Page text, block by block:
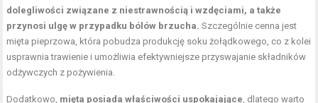
dolegliwości związane z niestrawnością i wzdęciami, a także
przynosi ulgę w przypadku bólów brzucha. Szczególnie cenna jest
mięta pieprzowa, która pobudza produkcję soku żołądkowego, co z kolei
usprawnia trawienie i umożliwia efektywniejsze przyswajanie składników
odżywczych z pożywienia.
Dodatkowo, mięta posiada właściwości uspokajające , dlatego warto